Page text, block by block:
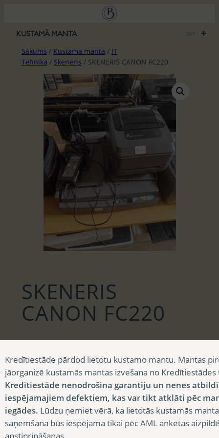
saturu
+
KUSTAMĀ MANTA
Sākums / Kustamā manta / IT
Tehnika / Skeneris / SKENERIS CANON FC220
SKENERIS
CANON FC220
11,25€
SKENERIS CANON FC220
Noliktavā 1 prece/-es
SKU: K43-4-64Category: Skeneris
Apraksts
Kredītiestāde pārdod lietotu kustamo mantu. Mantas
jāorganizē kustamās mantas izvešana no
Kredītiestāde nenodrošina garantiju un nenes
iespējamajiem defektiem, kas var tikt atklāti pēc
iegādes. Lūdzu ņemiet vērā, ka lietotās kustamās
saņemšana būs iespējama tikai pēc AML anketas